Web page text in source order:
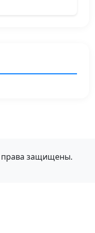
права защищены.